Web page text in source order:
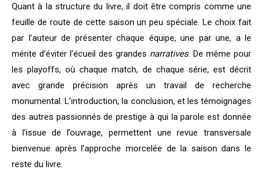
Quant à la structure du livre, il doit être compris comme une
feuille de route de cette saison un peu spéciale. Le choix fait
par l’auteur de présenter chaque équipe, une par une, a le
mérite d’éviter l’écueil des grandes narratives. De même pour
les playoffs, où chaque match, de chaque série, est décrit
avec grande précision après un travail de recherche
monumental. L’introduction, la conclusion, et les témoignages
des autres passionnés de prestige à qui la parole est donnée
à l’issue de l’ouvrage, permettent une revue transversale
bienvenue après l’approche morcelée de la saison dans le
reste du livre.